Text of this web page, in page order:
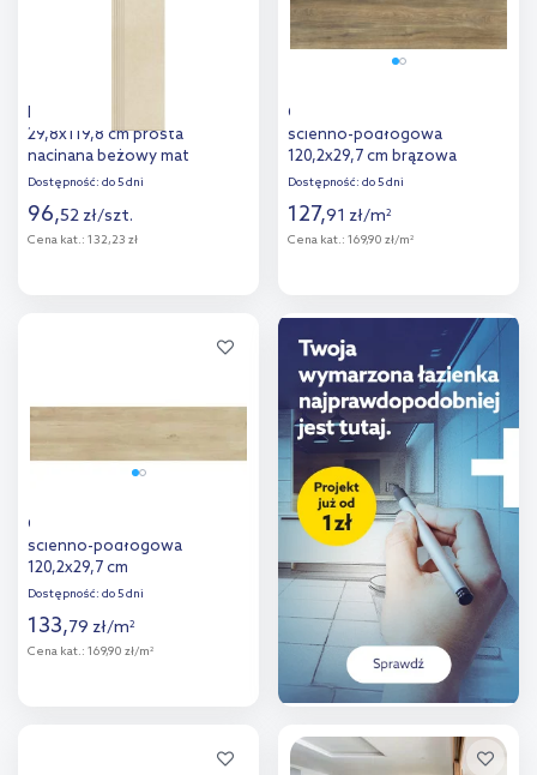
Paradyż Intero stopnica
29,8x119,8 cm prosta
nacinana beżowy mat
Dostępność: do 5 dni
96,52 zł/szt.
Cena kat.: 132,23 zł
Cerrad Mattina płytka
ścienno-podłogowa
120,2x29,7 cm brązowa
Dostępność: do 5 dni
127,91 zł/m2
Cena kat.: 169,90 zł/m2
Dodaj do
porównania
Cerrad Mattina Sabbia płytka
ścienno-podłogowa
120,2x29,7 cm
Dostępność: do 5 dni
133,79 zł/m2
Cena kat.: 169,90 zł/m2